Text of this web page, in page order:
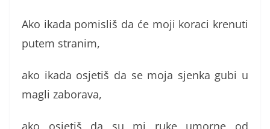
Ako ikada pomisliš da će moji koraci krenuti
putem stranim,
ako ikada osjetiš da se moja sjenka gubi u
magli zaborava,
ako osjetiš da su mi ruke umorne od